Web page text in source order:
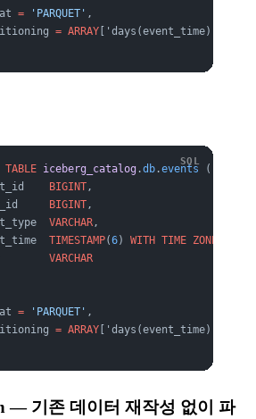
= 'PARQUET' ,
= ARRAY ['days(event_time)']
TABLE iceberg_catalog .db .events (
BIGINT ,
BIGINT ,
VARCHAR ,
TIMESTAMP(6) WITH TIME ZONE
VARCHAR
= 'PARQUET' ,
= ARRAY ['days(event_time)',
— 기존 데이터 재작성 없이 파